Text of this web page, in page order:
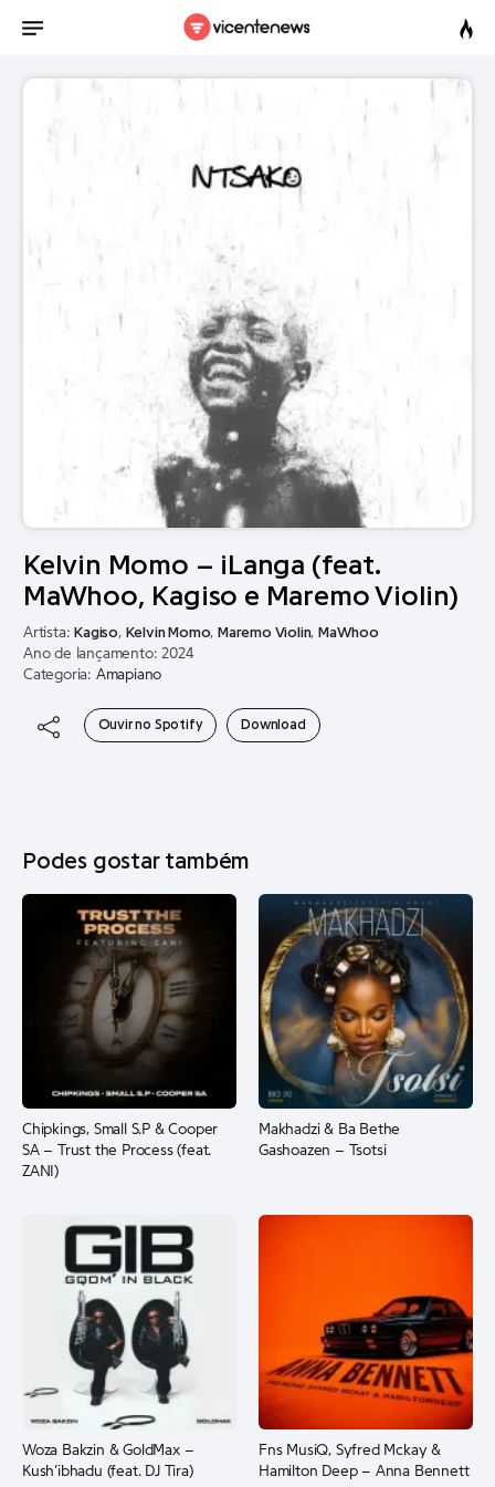
Kelvin Momo – iLanga (feat.
MaWhoo, Kagiso e Maremo Violin)
Artista: Kagiso, Kelvin Momo, Maremo Violin, MaWhoo
Ano de lançamento: 2024
Categoria: Amapiano
Ouvir no Spotify Download
Podes gostar também
Chipkings, Small S.P & Cooper
SA – Trust the Process (feat.
ZANI)
Makhadzi & Ba Bethe
Gashoazen – Tsotsi
Woza Bakzin & GoldMax –
Kush’ibhadu (feat. DJ Tira)
Fns MusiQ, Syfred Mckay &
Hamilton Deep – Anna Bennett